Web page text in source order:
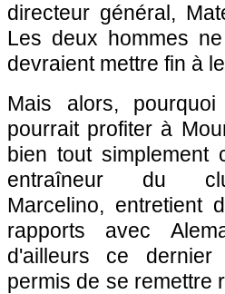
directeur général,
Les deux hommes
devraient mettre fin à
Mais alors,
pourrait profiter à
bien tout simplement
entraîneur du
Marcelino, entretient
rapports avec
d'ailleurs ce
permis de se remettre